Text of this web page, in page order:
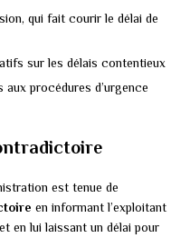
qui fait courir le délai de
sur les délais contentieux
procédures d’urgence
est tenue de
en informant l’exploitant
en lui laissant un délai pour